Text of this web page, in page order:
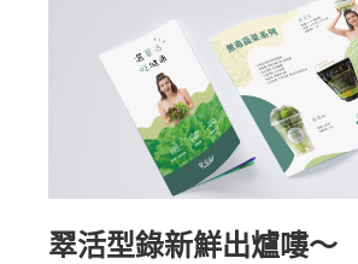
翠活型錄新鮮出爐嘍～